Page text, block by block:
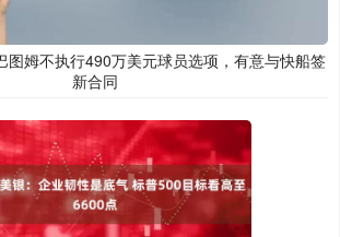
图姆不执行490万美元球员选项，有意与快船签
新合同